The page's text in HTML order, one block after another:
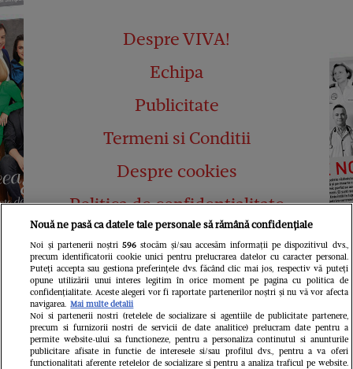
Despre VIVA!
Echipa
Publicitate
Termeni si Conditii
Despre cookies
Politica de confidențialitate
Abonamente
Contact
Nouă ne pasă ca datele tale personale să rămână confidențiale
Noi și partenerii noștri 596stocăm și/sau accesăm informații pe dispozitivul dvs.,
precum identificatorii cookie unici pentru prelucrarea datelor cu caracter personal.
Puteți accepta sau gestiona preferințele dvs. făcând clic mai jos, respectiv vă puteți
opune utilizării unui interes legitim în orice moment pe pagina cu politica de
confidențialitate. Aceste alegeri vor fi raportate partenerilor noștri și nu vă vor afecta
navigarea. Mai multe detalii
Noi si partenerii nostri (retelele de socializare si agentiile de publicitate partenere,
precum si furnizorii nostri de servicii de date analitice) prelucram date pentru a
permite website-ului sa functioneze, pentru a personaliza continutul si anunturile
publicitare afisate in functie de interesele si/sau profilul dvs., pentru a va oferi
functionalitati aferente retelelor de socializare si pentru a analiza traficul pe website.